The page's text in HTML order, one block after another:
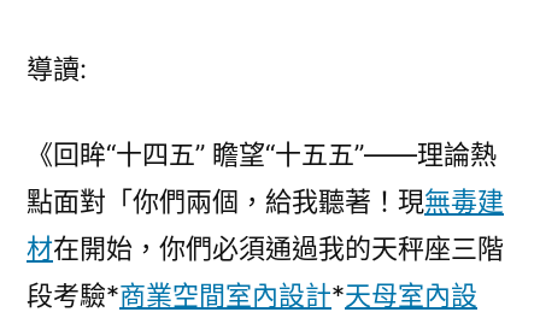
導讀:
《回眸“十四五” 瞻望“十五五”——理論熱
點面對「你們兩個，給我聽著！現無毒建
材在開始，你們必須通過我的天秤座三階
段考驗*商業空間室內設計*天母室內設